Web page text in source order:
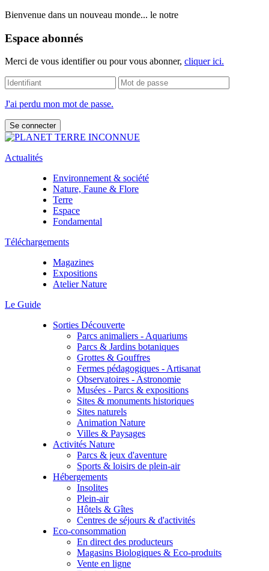
Bienvenue dans un nouveau monde... le notre
Espace abonnés
Merci de vous identifier ou pour vous abonner, cliquer ici.
J'ai perdu mon mot de passe.
Actualités
Environnement & société
Nature, Faune & Flore
Terre
Espace
Fondamental
Téléchargements
Magazines
Expositions
Atelier Nature
Le Guide
Sorties Découverte
Parcs animaliers - Aquariums
Parcs & Jardins botaniques
Grottes & Gouffres
Fermes pédagogiques - Artisanat
Observatoires - Astronomie
Musées - Parcs & expositions
Sites & monuments historiques
Sites naturels
Animation Nature
Villes & Paysages
Activités Nature
Parcs & jeux d'aventure
Sports & loisirs de plein-air
Hébergements
Insolites
Plein-air
Hôtels & Gîtes
Centres de séjours & d'activités
Eco-consommation
En direct des producteurs
Magasins Biologiques & Eco-produits
Vente en ligne